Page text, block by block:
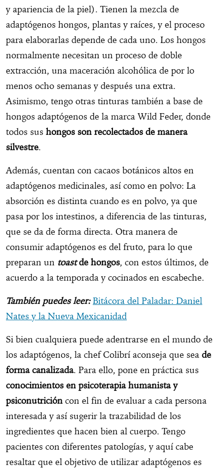
y apariencia de la piel). Tienen la mezcla de
adaptógenos hongos, plantas y raíces, y el proceso
para elaborarlas depende de cada uno. Los hongos
normalmente necesitan un proceso de doble
extracción, una maceración alcohólica de por lo
menos ocho semanas y después una extra.
Asimismo, tengo otras tinturas también a base de
hongos adaptógenos de la marca Wild Feder, donde
todos sus hongos son recolectados de manera
silvestre.
Además, cuentan con cacaos botánicos altos en
adaptógenos medicinales, así como en polvo: La
absorción es distinta cuando es en polvo, ya que
pasa por los intestinos, a diferencia de las tinturas,
que se da de forma directa. Otra manera de
consumir adaptógenos es del fruto, para lo que
preparan un toastde hongos, con estos últimos, de
acuerdo a la temporada y cocinados en escabeche.
También puedes leer: Bitácora del Paladar: Daniel
Nates y la Nueva Mexicanidad
Si bien cualquiera puede adentrarse en el mundo de
los adaptógenos, la chef Colibrí aconseja que sea de
forma canalizada. Para ello, pone en práctica sus
conocimientos en psicoterapia humanista y
psiconutrición con el fin de evaluar a cada persona
interesada y así sugerir la trazabilidad de los
ingredientes que hacen bien al cuerpo. Tengo
pacientes con diferentes patologías, y aquí cabe
resaltar que el objetivo de utilizar adaptógenos es